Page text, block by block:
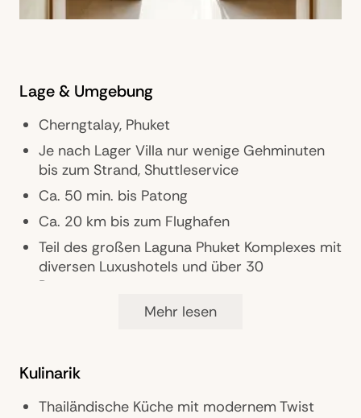
Lage & Umgebung
Cherngtalay, Phuket
Je nach Lager Villa nur wenige Gehminuten
bis zum Strand, Shuttleservice
Ca. 50 min. bis Patong
Ca. 20 km bis zum Flughafen
Teil des großen Laguna Phuket Komplexes mit
diversen Luxushotels und über 30
Restaurants
Gästebetreuung: Anzahl
Pools: 1
Mehr lesen
Kulinarik
Thailändische Küche mit modernem Twist